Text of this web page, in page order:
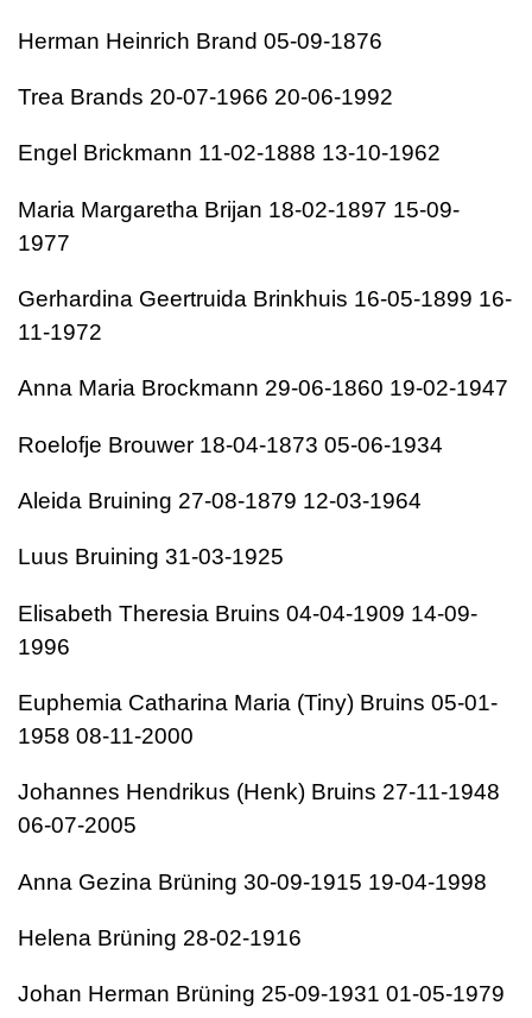
Herman Heinrich Brand 05-09-1876
Trea Brands 20-07-1966 20-06-1992
Engel Brickmann 11-02-1888 13-10-1962
Maria Margaretha Brijan 18-02-1897 15-09-
1977
Gerhardina Geertruida Brinkhuis 16-05-1899 16-
11-1972
Anna Maria Brockmann 29-06-1860 19-02-1947
Roelofje Brouwer 18-04-1873 05-06-1934
Aleida Bruining 27-08-1879 12-03-1964
Luus Bruining 31-03-1925
Elisabeth Theresia Bruins 04-04-1909 14-09-
1996
Euphemia Catharina Maria (Tiny) Bruins 05-01-
1958 08-11-2000
Johannes Hendrikus (Henk) Bruins 27-11-1948
06-07-2005
Anna Gezina Brüning 30-09-1915 19-04-1998
Helena Brüning 28-02-1916
Johan Herman Brüning 25-09-1931 01-05-1979